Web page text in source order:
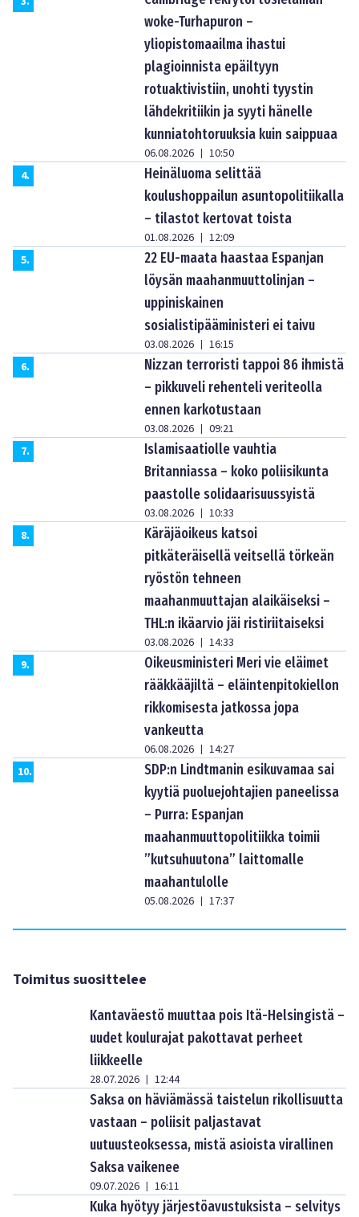
woke-Turhapuron –
yliopistomaailma ihastui
plagioinnista epäiltyyn
rotuaktivistiin, unohti tyystin
lähdekritiikin ja syyti hänelle
kunniatohtoruuksia kuin saippuaa
06.08.2026 | 10:50
4.
Heinäluoma selittää
koulushoppailun asuntopolitiikalla
– tilastot kertovat toista
01.08.2026 | 12:09
5.
22 EU-maata haastaa Espanjan
löysän maahanmuuttolinjan –
uppiniskainen
sosialistipääministeri ei taivu
03.08.2026 | 16:15
6.
Nizzan terroristi tappoi 86 ihmistä
– pikkuveli rehenteli veriteolla
ennen karkotustaan
03.08.2026 | 09:21
7.
Islamisaatiolle vauhtia
Britanniassa – koko poliisikunta
paastolle solidaarisuussyistä
03.08.2026 | 10:33
8.
Käräjäoikeus katsoi
pitkäteräisellä veitsellä törkeän
ryöstön tehneen
maahanmuuttajan alaikäiseksi –
THL:n ikäarvio jäi ristiriitaiseksi
03.08.2026 | 14:33
9.
Oikeusministeri Meri vie eläimet
rääkkääjiltä – eläintenpitokiellon
rikkomisesta jatkossa jopa
vankeutta
06.08.2026 | 14:27
10.
SDP:n Lindtmanin esikuvamaa sai
kyytiä puoluejohtajien paneelissa
– Purra: Espanjan
maahanmuuttopolitiikka toimii
”kutsuhuutona” laittomalle
maahantulolle
05.08.2026 | 17:37
Toimitus suosittelee
Kantaväestö muuttaa pois Itä-Helsingistä –
uudet koulurajat pakottavat perheet
liikkeelle
28.07.2026 | 12:44
Saksa on häviämässä taistelun rikollisuutta
vastaan – poliisit paljastavat
uutuusteoksessa, mistä asioista virallinen
Saksa vaikenee
09.07.2026 | 16:11
Kuka hyötyy järjestöavustuksista – selvitys